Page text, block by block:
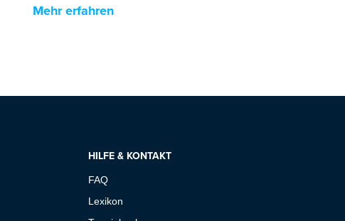
Mehr erfahren
HILFE & KONTAKT
FAQ
Lexikon